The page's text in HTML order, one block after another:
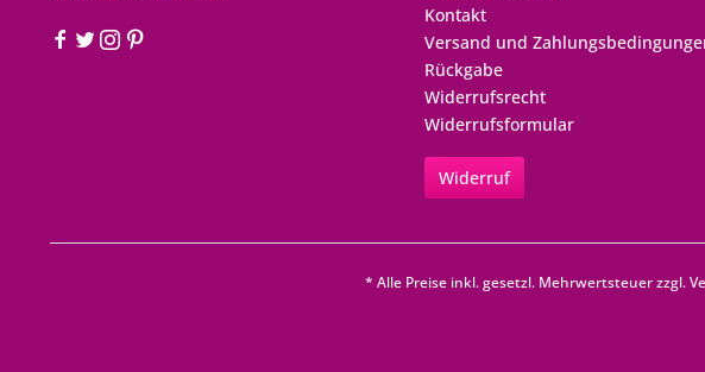
Kontakt
Versand und
Rückgabe
Widerrufsrecht
Widerrufsformular
Widerruf
* Alle Preise inkl. gesetzl. Mehrwertsteuer zzgl.